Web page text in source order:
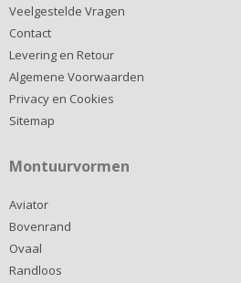
Veelgestelde Vragen
Contact
Levering en Retour
Algemene Voorwaarden
Privacy en Cookies
Sitemap
Montuurvormen
Aviator
Bovenrand
Ovaal
Randloos